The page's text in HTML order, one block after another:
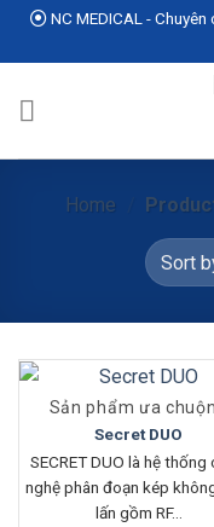
Skip
NC MEDICAL -
Home
Sản phẩm ưa
Secret DUO
SECRET DUO là hệ thống
nghệ phân đoạn kép
lấn gồm RF...